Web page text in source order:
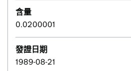
含量
0.0200001
發證日期
1989-08-21